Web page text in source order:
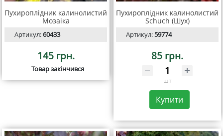
Пухироплідник калинолистий
Мозаіка
Артикул:60433
145 грн.
Товар закінчився
Пухироплідник калинолистий
Schuch (Шух)
Артикул:59774
85 грн.
шт
Купити